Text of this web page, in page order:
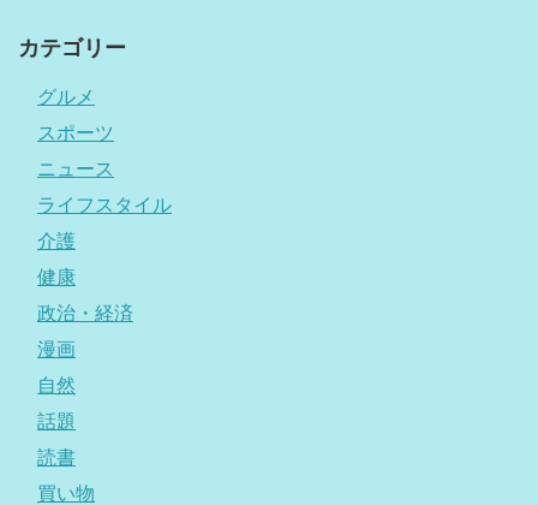
カテゴリー
グルメ
スポーツ
ニュース
ライフスタイル
介護
健康
政治・経済
漫画
自然
話題
読書
買い物